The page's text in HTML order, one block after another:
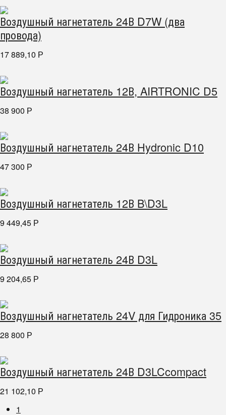
Воздушный нагнетатель 24В D7W (два
провода)
17 889,10 Р
Воздушный нагнетатель 12В, AIRTRONIC D5
38 900 Р
Воздушный нагнетатель 24В Hydronic D10
47 300 Р
Воздушный нагнетатель 12В B\D3L
9 449,45 Р
Воздушный нагнетатель 24В D3L
9 204,65 Р
Воздушный нагнетатель 24V для Гидроника 35
28 800 Р
Воздушный нагнетатель 24В D3LCcompact
21 102,10 Р
1